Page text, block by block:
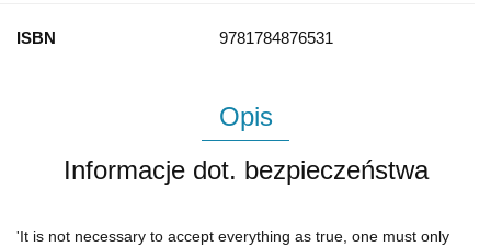
ISBN 9781784876531
Opis
Informacje dot. bezpieczeństwa
'It is not necessary to accept everything as true, one must only